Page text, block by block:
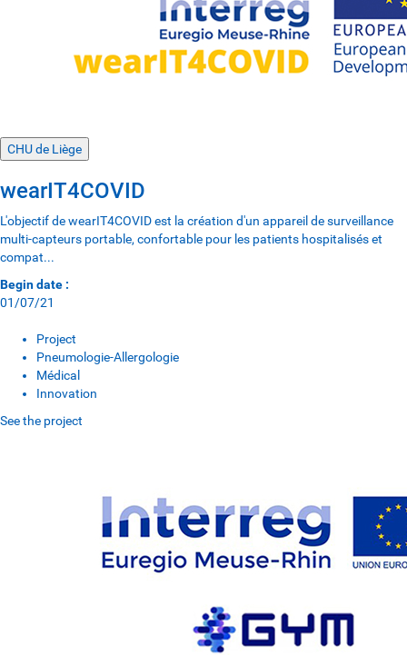
CHU de Liège
wearIT4COVID
L'objectif de wearIT4COVID est la création d'un appareil de surveillance
multi-capteurs portable, confortable pour les patients hospitalisés et
compat...
Begin date :
01/07/21
Project
Pneumologie-Allergologie
Médical
Innovation
See the project